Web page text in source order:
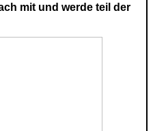
mit und werde teil der